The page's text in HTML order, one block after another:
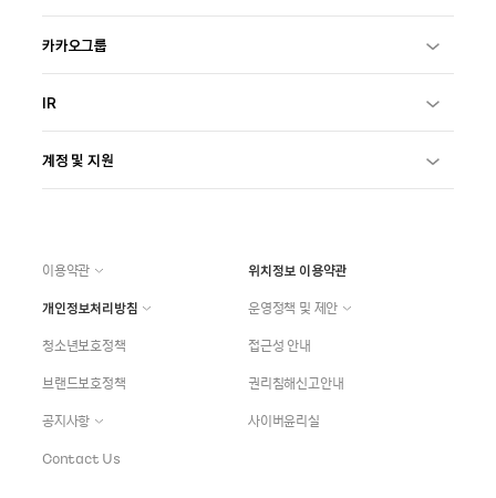
카카오그룹
IR
계정 및 지원
이용약관
위치정보 이용약관
개인정보처리방침
운영정책 및 제안
청소년보호정책
접근성 안내
브랜드보호정책
권리침해신고안내
공지사항
사이버윤리실
Contact Us